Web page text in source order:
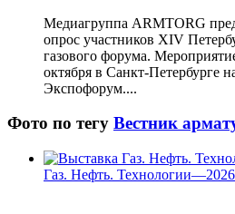
Медиагруппа ARMTORG
опрос участников XIV
газового форума.
октября в Санкт-Петербурге
Экспофорум....
Фото по тегу Вестник
Газ. Нефть. Технологии—2026